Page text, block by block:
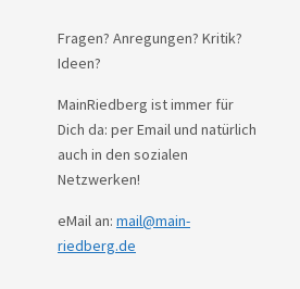
Fragen? Anregungen? Kritik?
Ideen?
MainRiedberg ist immer für
Dich da: per Email und natürlich
auch in den sozialen
Netzwerken!
eMail an: mail@main-
riedberg.de